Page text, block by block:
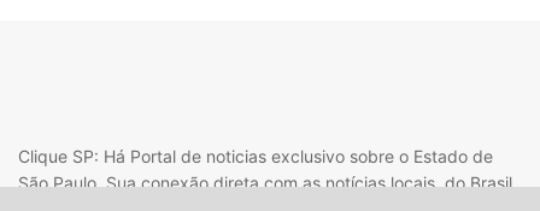
Clique SP: Há Portal de noticias exclusivo sobre o Estado de
São Paulo. Sua conexão direta com as notícias locais, do Brasil